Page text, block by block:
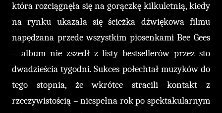
która rozciągnęła się na gorączkę kilkuletnią, kiedy
na rynku ukazała się ścieżka dźwiękowa filmu
napędzana przede wszystkim piosenkami Bee Gees
– album nie zszedł z listy bestsellerów przez sto
dwadzieścia tygodni. Sukces połechtał muzyków do
tego stopnia, że wkrótce stracili kontakt z
rzeczywistością – niespełna rok po spektakularnym